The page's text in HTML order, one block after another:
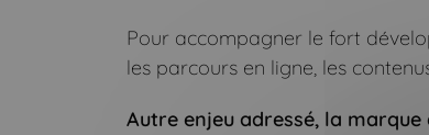
Pour accompagner le fort
les parcours en ligne, les
Autre enjeu adressé, la marque